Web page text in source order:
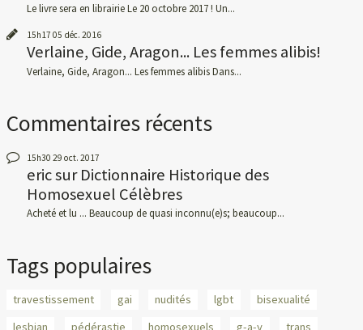
Le livre sera en librairie Le 20 octobre 2017 ! Un...
15h17 05 déc. 2016
Verlaine, Gide, Aragon... Les femmes alibis!
Verlaine, Gide, Aragon... Les femmes alibis Dans...
Commentaires récents
15h30 29 oct. 2017
ericsurDictionnaire Historique des
Homosexuel Célèbres
Acheté et lu ... Beaucoup de quasi inconnu(e)s; beaucoup...
Tags populaires
travestissement gai nudités lgbt
bisexualité
lesbian
pédérastie homosexuels g-a-y trans